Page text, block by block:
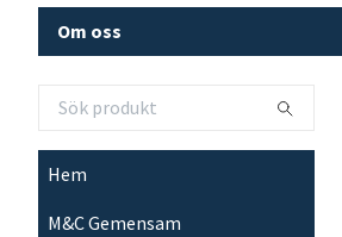
Om oss
Hem
M&C Gemensam